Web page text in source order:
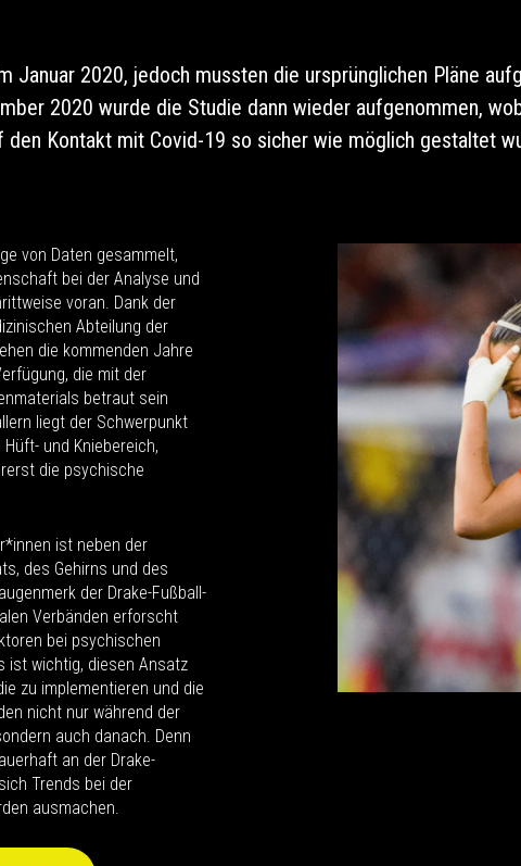
Januar 2020, jedoch mussten die ursprünglichen Pläne
2020 wurde die Studie dann wieder aufgenommen,
den Kontakt mit Covid-19 so sicher wie möglich gestaltet
von Daten gesammelt,
bei der Analyse und
voran. Dank der
Abteilung der
die kommenden Jahre
die mit der
betraut sein
liegt der Schwerpunkt
und Kniebereich,
die psychische
ist neben der
des Gehirns und des
der Drake-Fußball-
Verbänden erforscht
bei psychischen
ist wichtig, diesen Ansatz
zu implementieren und die
nicht nur während der
auch danach. Denn
an der Drake-
Trends bei der
ausmachen.